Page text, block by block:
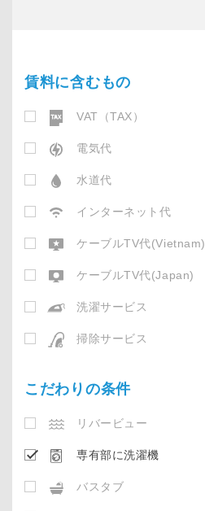
賃料に含むもの
VAT（TAX）
電気代
水道代
インターネット代
ケーブルTV代(Vietnam)
ケーブルTV代(Japan)
洗濯サービス
掃除サービス
こだわりの条件
リバービュー
専有部に洗濯機
バスタブ